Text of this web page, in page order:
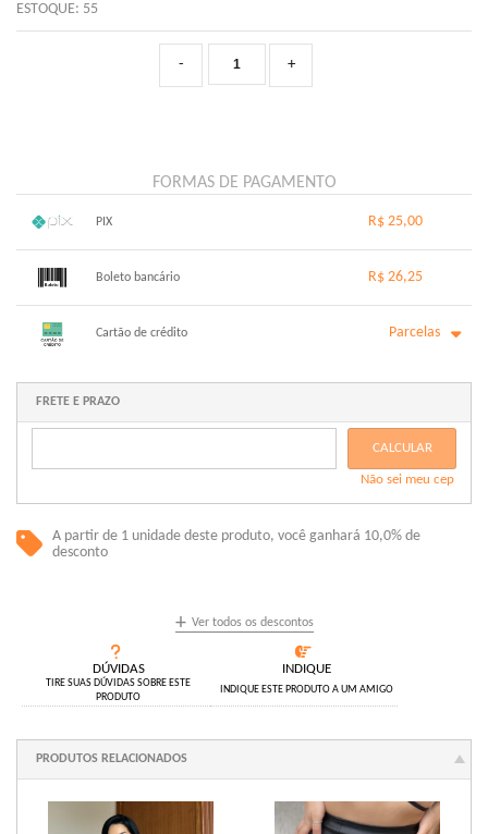
DÚVIDAS
TIRE SUAS DÚVIDAS SOBRE ESTE
PRODUTO
INDIQUE
INDIQUE ESTE PRODUTO A UM AMIGO
ESTOQUE: 55
+
-
A partir de 1 unidade deste produto, você ganhará 10,0% de
desconto
+ Ver todos os descontos
FORMAS DE PAGAMENTO
PIX R$ 25,00
..
Boleto bancário R$ 26,25
..
Cartão de crédito Parcelas
.
.
FRETE E PRAZO
CALCULAR
Não sei meu cep
PRODUTOS RELACIONADOS